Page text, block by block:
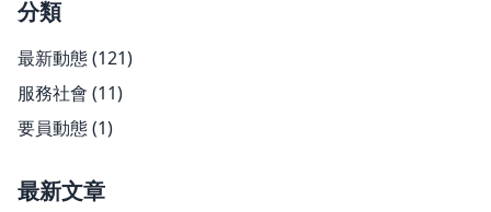
分類
最新動態(121)
服務社會 (11)
要員動態(1)
最新文章